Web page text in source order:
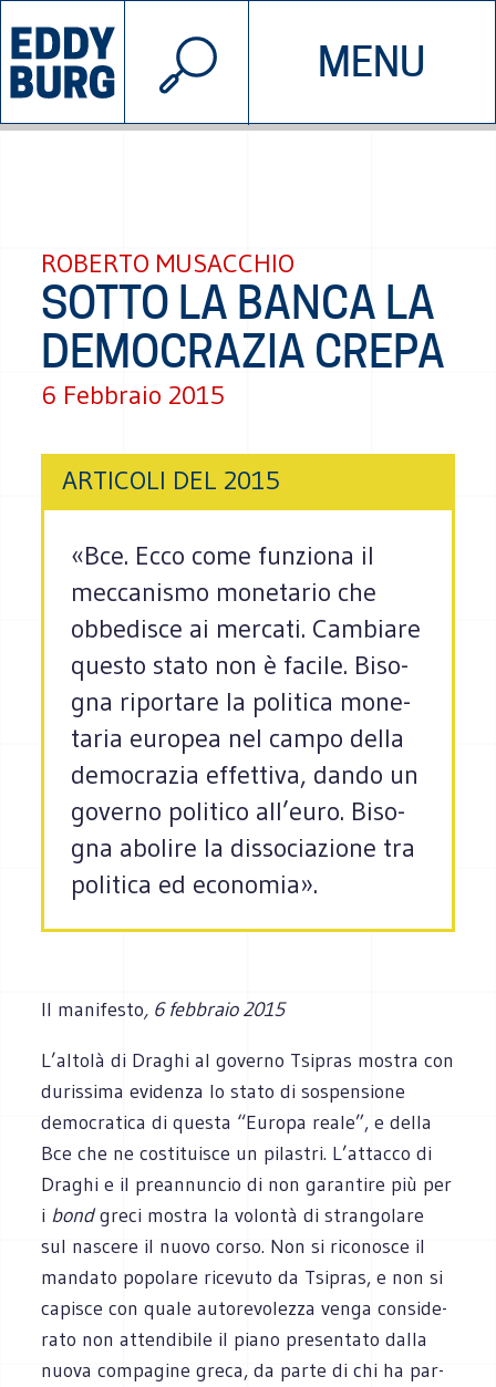
MENU
INIZIATIVE CHI SIAMO
© 2026 EDDYBURG
ROBERTO MUSACCHIO
SOTTO LA BANCA LA
DEMOCRAZIA CREPA
6 Febbraio 2015
ARTICOLI DEL 2015
«Bce. Ecco come funziona il
meccanismo monetario che
obbedisce ai mercati. Cam­biare
que­sto stato non è facile. Biso­
gna ripor­tare la poli­tica mone­
ta­ria euro­pea nel campo della
demo­cra­zia effet­tiva, dando un
governo poli­tico all’euro. Biso­
gna abo­lire la dis­so­cia­zione tra
poli­tica ed eco­no­mia».
Il manifesto, 6 febbraio 2015
L’altolà di Dra­ghi al governo Tsi­pras mostra con
duris­sima evi­denza lo stato di sospen­sione
demo­cra­tica di que­sta “Europa reale”, e della
Bce che ne costi­tui­sce un pila­stri. L’attacco di
Dra­ghi e il pre­an­nun­cio di non garan­tire più per
i bondgreci mostra la volontà di stran­go­lare
sul nascere il nuovo corso. Non si rico­no­sce il
man­dato popo­lare rice­vuto da Tsi­pras, e non si
capi­sce con quale auto­re­vo­lezza venga con­si­de­
rato non atten­di­bile il piano pre­sen­tato dalla
nuova com­pa­gine greca, da parte di chi ha par­